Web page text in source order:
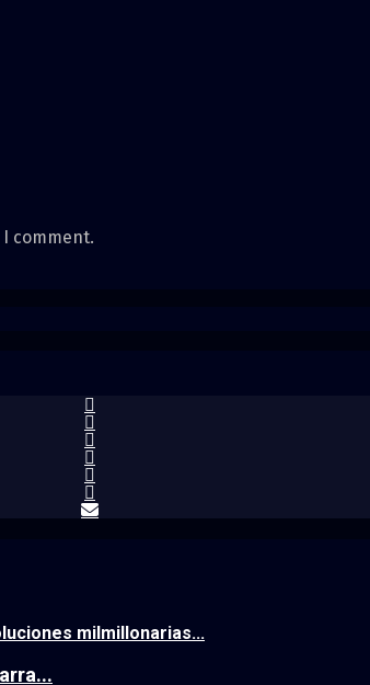
comment.
milmillonarias...